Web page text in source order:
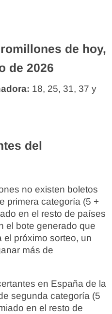
de hoy,
de 2026
18, 25, 31, 37 y
del
no existen boletos
primera categoría (5 +
en el resto de países
el bote generado que
próximo sorteo, un
más de
en España de la
segunda categoría (5
en el resto de